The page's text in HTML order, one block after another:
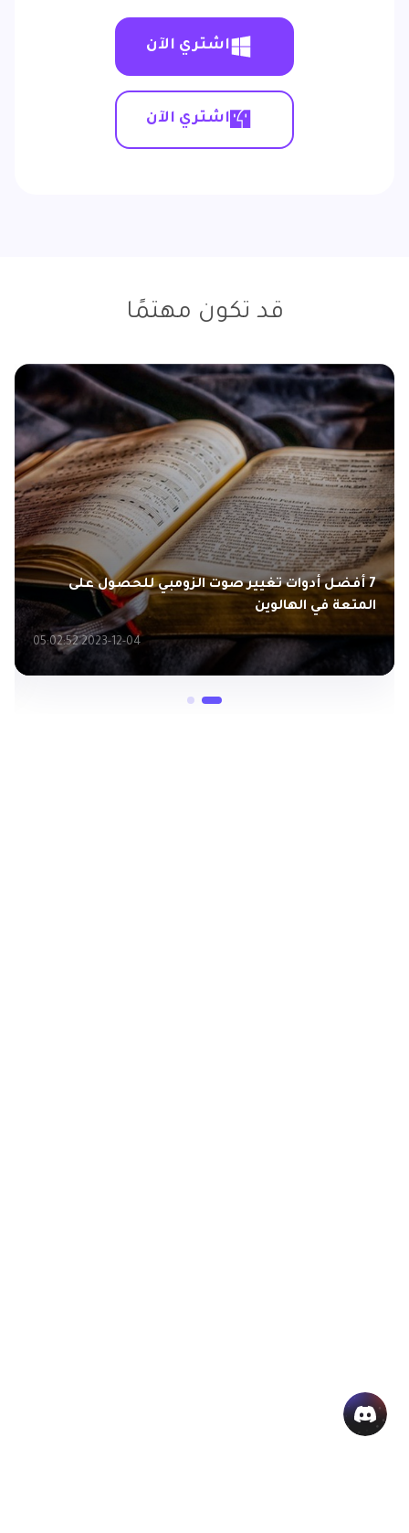
اشتري الآن
اشتري الآن
قد تكون مهتمًا
[الدليل التفصيلي] أفضل ثلاث طرق للحصول على
صوت الضفدع كيرميت
2023-12-04 04:08:59